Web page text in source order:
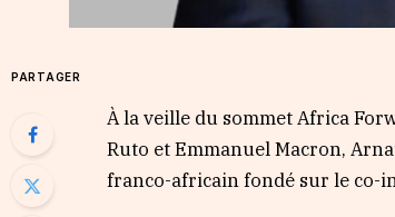
PARTAGER
À la veille du sommet Africa
Ruto et Emmanuel Macron,
franco-africain fondé sur le co-